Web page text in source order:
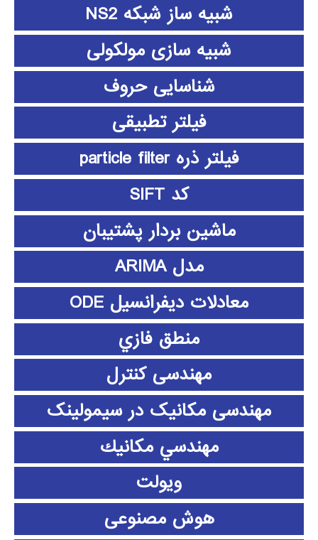
شبیه ساز شبکه NS2
شبیه سازی مولکولی
شناسایی حروف
فیلتر تطبیقی
فیلتر ذره particle filter
کد SIFT
ماشین بردار پشتیبان
مدل ARIMA
معادلات دیفرانسیل ODE
منطق فازي
مهندسی کنترل
مهندسی مکانیک در سیمولینک
مهندسي مكانيك
ویولت
هوش مصنوعی